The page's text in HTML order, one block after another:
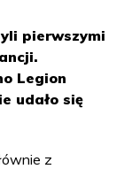
pierwszymi
Legion
udało się
z